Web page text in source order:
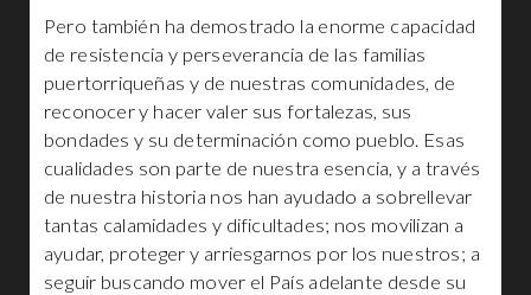
Pero también ha demostrado la enorme capacidad
de resistencia y perseverancia de las familias
puertorriqueñas y de nuestras comunidades, de
reconocer y hacer valer sus fortalezas, sus
bondades y su determinación como pueblo. Esas
cualidades son parte de nuestra esencia, y a través
de nuestra historia nos han ayudado a sobrellevar
tantas calamidades y dificultades; nos movilizan a
ayudar, proteger y arriesgarnos por los nuestros; a
seguir buscando mover el País adelante desde su